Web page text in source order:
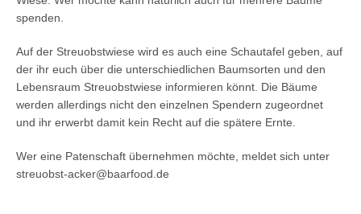
spenden.
Auf der Streuobstwiese wird es auch eine Schautafel geben, auf
der ihr euch über die unterschiedlichen Baumsorten und den
Lebensraum Streuobstwiese informieren könnt. Die Bäume
werden allerdings nicht den einzelnen Spendern zugeordnet
und ihr erwerbt damit kein Recht auf die spätere Ernte.
Wer eine Patenschaft übernehmen möchte, meldet sich unter
streuobst-acker@baarfood.de